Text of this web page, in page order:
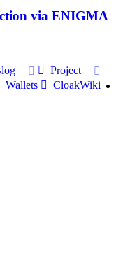
via ENIGMA
Project
Wallets
CloakWiki